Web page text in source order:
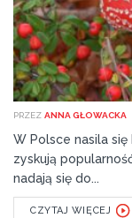
PRZEZ ANNA GŁOWACKA
W Polsce nasila
zyskują
nadają się do...
CZYTAJ WIĘCEJ